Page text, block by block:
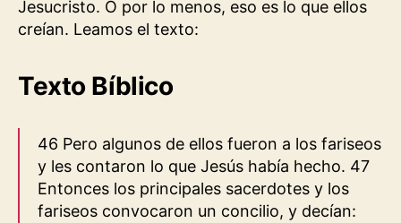
Jesucristo. O por lo menos, eso es lo que ellos
creían. Leamos el texto:
Texto Bíblico
46 Pero algunos de ellos fueron a los fariseos
y les contaron lo que Jesús había hecho. 47
Entonces los principales sacerdotes y los
fariseos convocaron un concilio, y decían: